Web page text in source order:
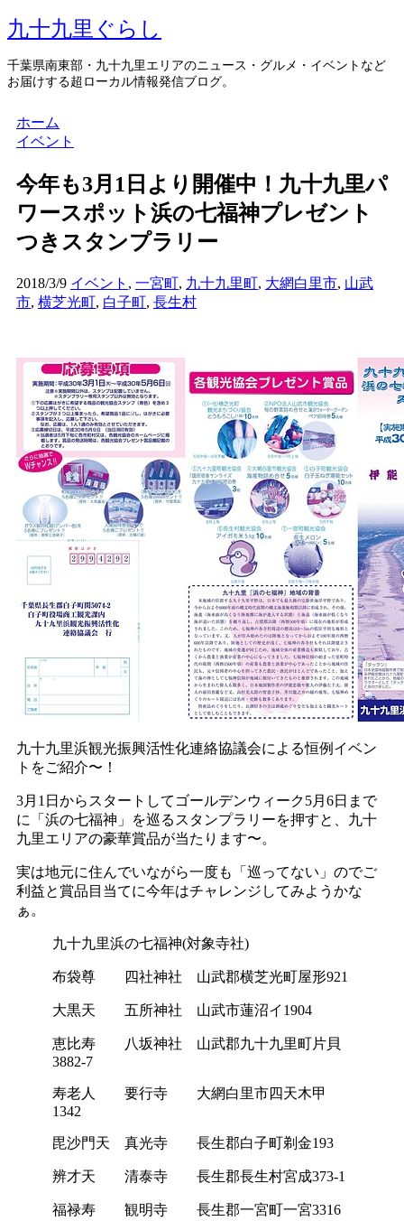
九十九里ぐらし
千葉県南東部・九十九里エリアのニュース・グルメ・イベントなど
お届けする超ローカル情報発信ブログ。
ホーム
イベント
今年も3月1日より開催中！九十九里パ
ワースポット浜の七福神プレゼント
つきスタンプラリー
2018/3/9 イベント , 一宮町, 九十九里町, 大網白里市, 山武
市, 横芝光町, 白子町, 長生村
九十九里浜観光振興活性化連絡協議会による恒例イベン
トをご紹介〜！
3月1日からスタートしてゴールデンウィーク5月6日まで
に「浜の七福神」を巡るスタンプラリーを押すと、九十
九里エリアの豪華賞品が当たります〜。
実は地元に住んでいながら一度も「巡ってない」のでご
利益と賞品目当てに今年はチャレンジしてみようかな
ぁ。
九十九里浜の七福神(対象寺社)
布袋尊 四社神社 山武郡横芝光町屋形921
大黒天 五所神社 山武市蓮沼イ1904
恵比寿 八坂神社 山武郡九十九里町片貝
3882-7
寿老人 要行寺 大網白里市四天木甲
1342
毘沙門天 真光寺 長生郡白子町剃金193
辨才天 清泰寺 長生郡長生村宮成373-1
福禄寿 観明寺 長生郡一宮町一宮3316